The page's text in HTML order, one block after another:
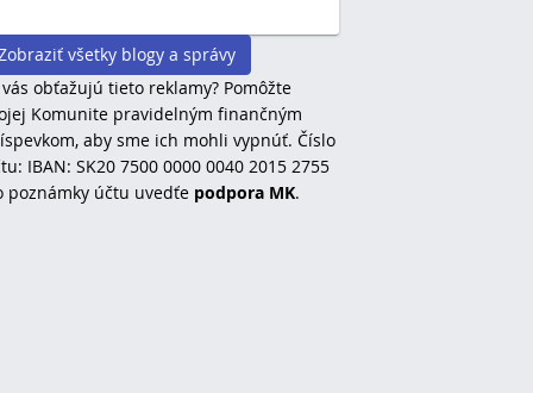
všetky blogy a správy
obťažujú tieto reklamy? Pomôžte
Komunite pravidelným finančným
aby sme ich mohli vypnúť. Číslo
IBAN: SK20 7500 0000 0040 2015 2755
poznámky účtu uvedťe podpora MK.